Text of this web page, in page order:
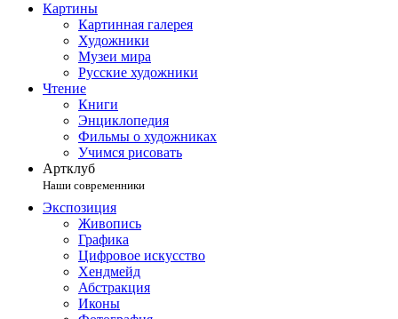
Картины
Картинная галерея
Художники
Музеи мира
Русские художники
Чтение
Книги
Энциклопедия
Фильмы о художниках
Учимся рисовать
Артклуб
Наши современники
Экспозиция
Живопись
Графика
Цифровое искусство
Хендмейд
Абстракция
Иконы